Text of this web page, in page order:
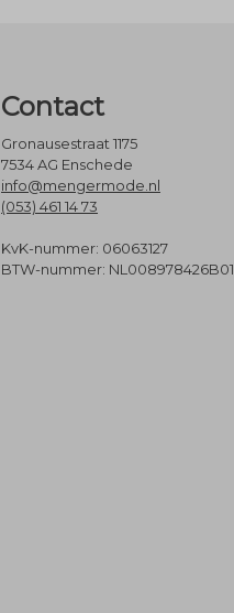
Contact
Gronausestraat 1175
7534 AG Enschede
info@mengermode.nl
(053) 461 14 73
KvK-nummer: 06063127
BTW-nummer: NL008978426B01